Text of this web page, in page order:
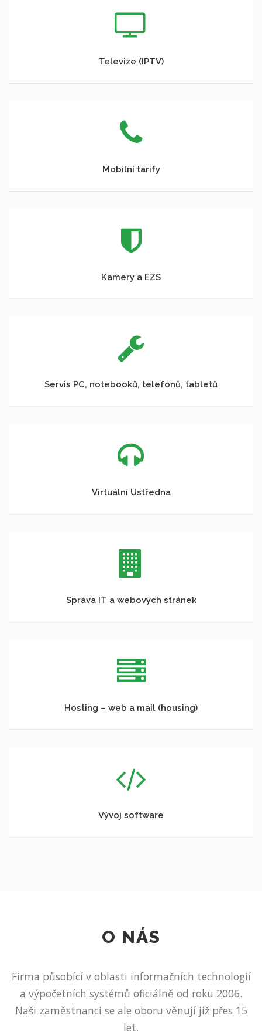
Televize (IPTV)
Mobilní tarify
Kamery a EZS
Servis PC, notebooků, telefonů, tabletů
Virtuální Ústředna
Správa IT a webových stránek
Hosting – web a mail (housing)
Vývoj software
O NÁS
Firma působící v oblasti informačních technologií
a výpočetních systémů oficiálně od roku 2006.
Naši zaměstnanci se ale oboru věnují již přes 15
let.